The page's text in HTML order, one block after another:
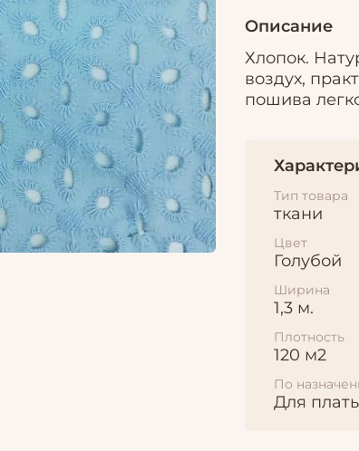
Описание
Хлопок.
воздух,
пошива
Тип товара
ткани
Цвет
Голубой
Ширина
1,3 м.
Плотность
120 м2
По
Для